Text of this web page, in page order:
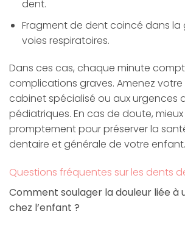
dent.
Fragment de dent coincé dans la
voies respiratoires.
Dans ces cas, chaque minute
complications graves. Amenez
cabinet spécialisé ou aux urgences
pédiatriques. En cas de doute,
promptement pour préserver la
dentaire et générale de votre enfant.
Questions fréquentes sur les dents
Comment soulager la douleur liée à
chez l’enfant ?